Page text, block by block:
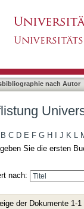
nach Autor
B C D E F G H J K L
Sie die ersten
nach:
der Dokumente 1-1